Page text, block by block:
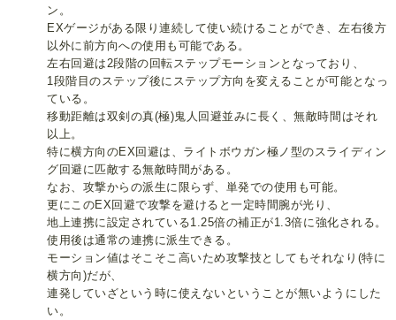
ン。
EXゲージがある限り連続して使い続けることができ、左右後方
以外に前方向への使用も可能である。
左右回避は2段階の回転ステップモーションとなっており、
1段階目のステップ後にステップ方向を変えることが可能となっ
ている。
移動距離は双剣の真(極)鬼人回避並みに長く、無敵時間はそれ
以上。
特に横方向のEX回避は、ライトボウガン極ノ型のスライディン
グ回避に匹敵する無敵時間がある。
なお、攻撃からの派生に限らず、単発での使用も可能。
更にこのEX回避で攻撃を避けると一定時間腕が光り、
地上連携に設定されている1.25倍の補正が1.3倍に強化される。
使用後は通常の連携に派生できる。
モーション値はそこそこ高いため攻撃技としてもそれなり(特に
横方向)だが、
連発していざという時に使えないということが無いようにした
い。